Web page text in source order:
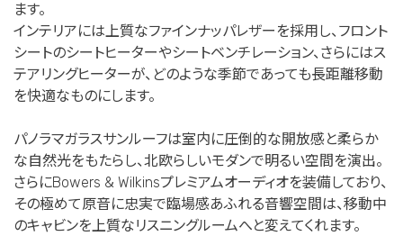
ます。
インテリアには上質なファインナッパレザーを採用し、フロント
シートのシートヒーターやシートベンチレーション、さらにはス
テアリングヒーターが、どのような季節であっても長距離移動
を快適なものにします。
パノラマガラスサンルーフは室内に圧倒的な開放感と柔らか
な自然光をもたらし、北欧らしいモダンで明るい空間を演出。
さらにBowers & Wilkinsプレミアムオーディオを装備しており、
その極めて原音に忠実で臨場感あふれる音響空間は、移動中
のキャビンを上質なリスニングルームへと変えてくれます。